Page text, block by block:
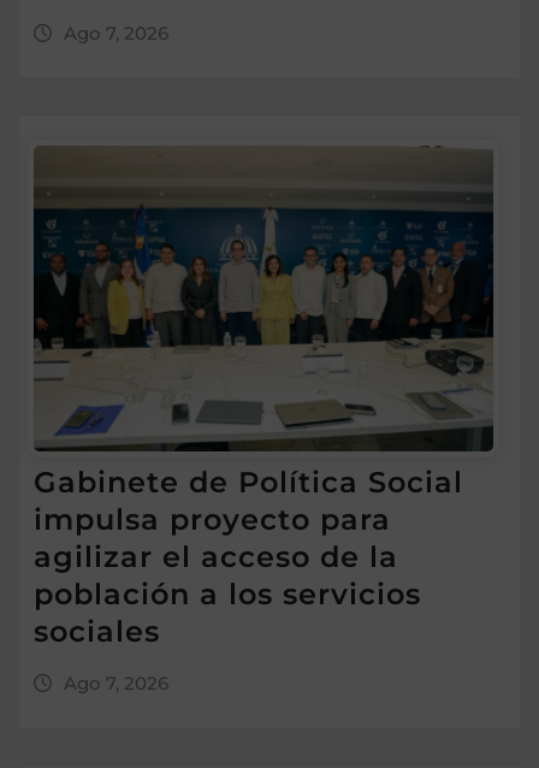
Ago 7, 2026
Gabinete de Política Social
impulsa proyecto para
agilizar el acceso de la
población a los servicios
sociales
Ago 7, 2026